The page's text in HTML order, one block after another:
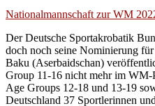
Nationalmannschaft zur WM
Der Deutsche Sportakrobatik
doch noch seine Nominierung
Baku (Aserbaidschan)
Group 11-16 nicht mehr im
Age Groups 12-18 und 13-19
Deutschland 37 Sportlerinnen